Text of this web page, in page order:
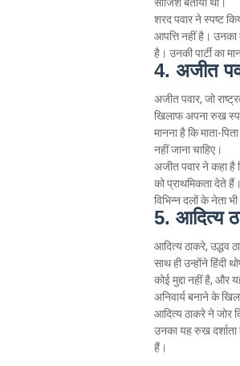
शरद पवार ने स्पष्ट
आपत्ति नहीं है। उनका
है। उनकी पार्टी का
4. अजीत
अजीत पवार, जो
खिलाफ अपना रुख
मानना है कि माता-
नहीं जाना चाहिए।
अजीत पवार ने कहा है
को प्राथमिकता देते
विभिन्न दलों के नेता
5. आदित्य
आदित्य ठाकरे, उद्धव
साथ ही उन्होंने हिंदी
कोई मुद्दा नहीं है, और
अनिवार्य बनाने के
आदित्य ठाकरे ने जोर
उनका यह रुख दर्शाता
हैं।